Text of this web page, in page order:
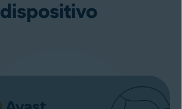
dispositivo